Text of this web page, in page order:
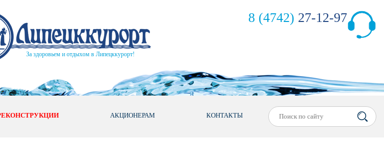
За здоровьем и отдыхом в Липецккурорт!
8 (4742) 27-12-97
АКЦИОНЕРАМ КОНТАКТЫ